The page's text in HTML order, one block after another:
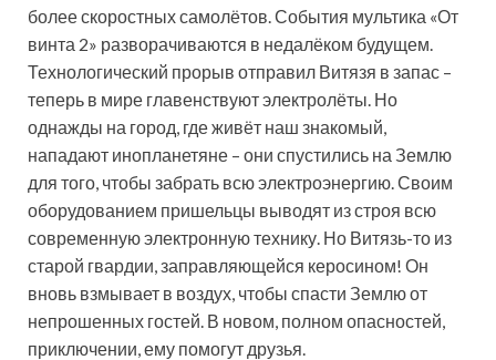
более скоростных самолётов. События мультика «От
винта 2» разворачиваются в недалёком будущем.
Технологический прорыв отправил Витязя в запас –
теперь в мире главенствуют электролёты. Но
однажды на город, где живёт наш знакомый,
нападают инопланетяне – они спустились на Землю
для того, чтобы забрать всю электроэнергию. Своим
оборудованием пришельцы выводят из строя всю
современную электронную технику. Но Витязь-то из
старой гвардии, заправляющейся керосином! Он
вновь взмывает в воздух, чтобы спасти Землю от
непрошенных гостей. В новом, полном опасностей,
приключении, ему помогут друзья.